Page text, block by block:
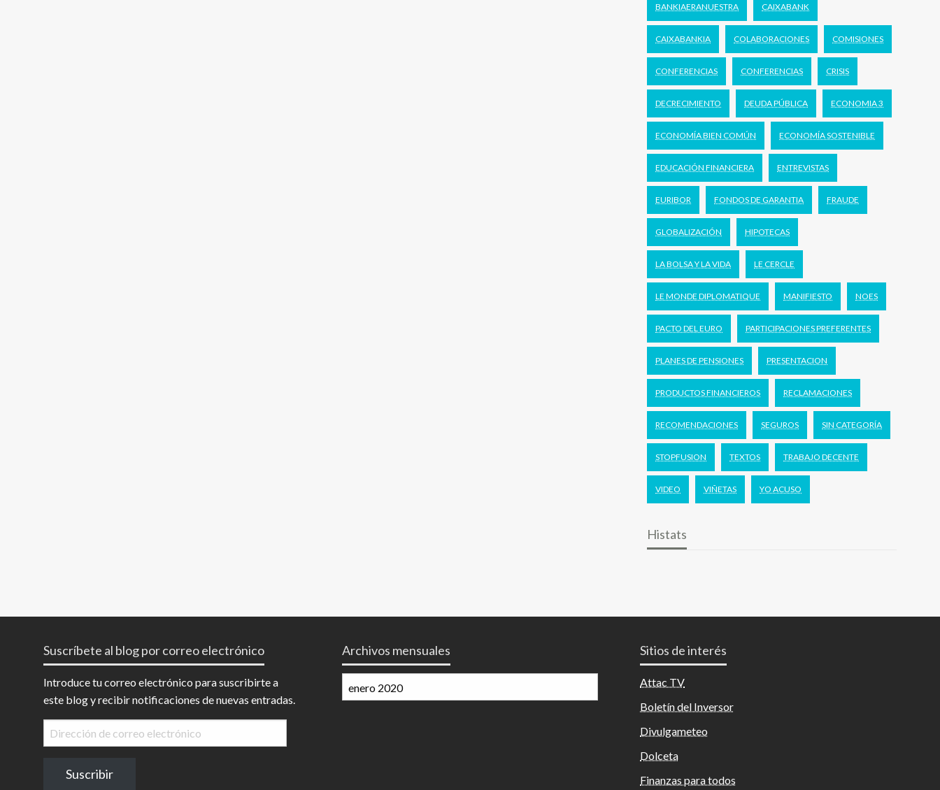
BANKIAERANUESTRA CAIXABANK
CAIXABANKIA COLABORACIONES COMISIONES
CONFERENCIAS CONFERENCIAS CRISIS
DECRECIMIENTO DEUDA PÚBLICA ECONOMIA 3
ECONOMÍA BIEN COMÚN ECONOMÍA SOSTENIBLE
EDUCACIÓN FINANCIERA ENTREVISTAS
EURIBOR FONDOS DE GARANTIA FRAUDE
GLOBALIZACIÓN HIPOTECAS
LA BOLSA Y LA VIDA LE CERCLE
LE MONDE DIPLOMATIQUE MANIFIESTO NOES
PACTO DEL EURO PARTICIPACIONES PREFERENTES
PLANES DE PENSIONES PRESENTACION
PRODUCTOS FINANCIEROS RECLAMACIONES
RECOMENDACIONES SEGUROS SIN CATEGORÍA
STOPFUSION TEXTOS TRABAJO DECENTE
VIDEO VIÑETAS YO ACUSO
Histats
Suscríbete al blog por correo electrónico
Introduce tu correo electrónico para suscribirte a
este blog y recibir notificaciones de nuevas entradas.
Dirección
de
electrónico
Suscribir
Archivos mensuales
mensuales
Sitios de interés
Attac TV
Boletín del Inversor
Divulgameteo
Dolceta
Finanzas para todos